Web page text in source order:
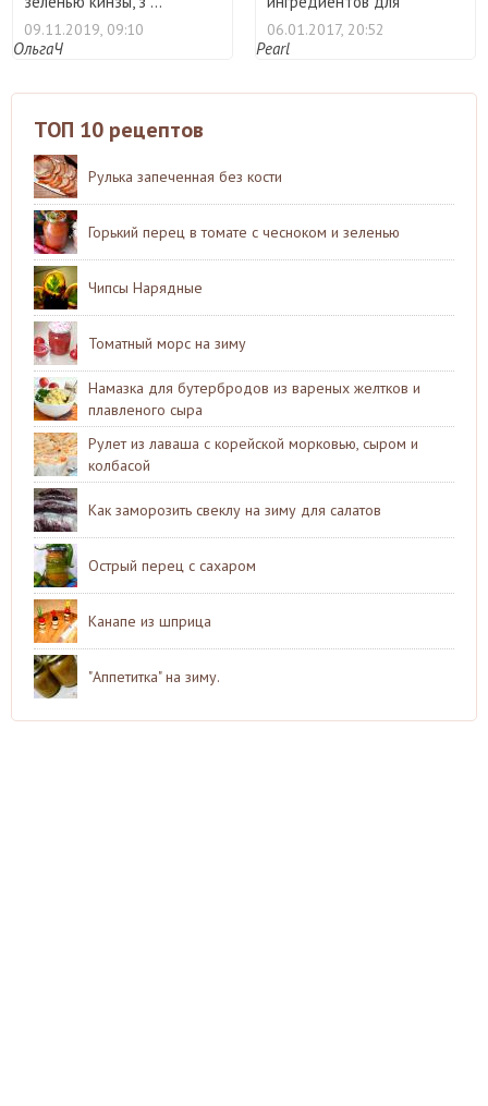
09.11.2019, 09:10
ОльгаЧ
праздничных салатов ...
06.01.2017, 20:52
Pearl
ТОП 10 рецептов
Рулька запеченная без кости
Горький перец в томате с чесноком и зеленью
Чипсы Нарядные
Томатный морс на зиму
Намазка для бутербродов из вареных желтков и
плавленого сыра
Рулет из лаваша с корейской морковью, сыром и
колбасой
Как заморозить свеклу на зиму для салатов
Острый перец с сахаром
Канапе из шприца
"Аппетитка" на зиму.